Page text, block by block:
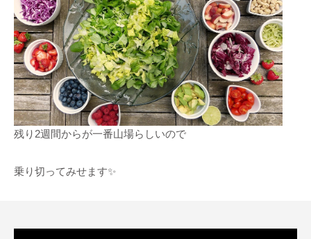
残り2週間からが一番山場らしいので
乗り切ってみせます✨